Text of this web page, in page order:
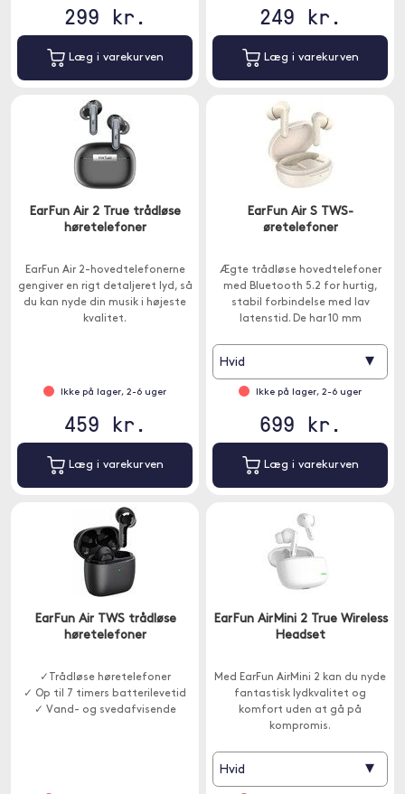
299 kr.
Læg i varekurven
249 kr.
Læg i varekurven
EarFun Air 2 True trådløse
høretelefoner
EarFun Air 2-hovedtelefonerne
gengiver en rigt detaljeret lyd, så
du kan nyde din musik i højeste
kvalitet.
Ikke på lager, 2-6 uger
459 kr.
Læg i varekurven
EarFun Air S TWS-
øretelefoner
Ægte trådløse hovedtelefoner
med Bluetooth 5.2 for hurtig,
stabil forbindelse med lav
latenstid. De har 10 mm
Hvid ▾
Ikke på lager, 2-6 uger
699 kr.
Læg i varekurven
EarFun Air TWS trådløse
høretelefoner
✓Trådløse høretelefoner
✓ Op til 7 timers batterilevetid
✓ Vand- og svedafvisende
EarFun AirMini 2 True Wireless
Headset
Med EarFun AirMini 2 kan du nyde
fantastisk lydkvalitet og
komfort uden at gå på
kompromis.
Hvid ▾